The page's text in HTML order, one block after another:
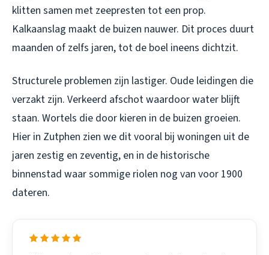
klitten samen met zeepresten tot een prop.
Kalkaanslag maakt de buizen nauwer. Dit proces duurt
maanden of zelfs jaren, tot de boel ineens dichtzit.
Structurele problemen zijn lastiger. Oude leidingen die
verzakt zijn. Verkeerd afschot waardoor water blijft
staan. Wortels die door kieren in de buizen groeien.
Hier in Zutphen zien we dit vooral bij woningen uit de
jaren zestig en zeventig, en in de historische
binnenstad waar sommige riolen nog van voor 1900
dateren.